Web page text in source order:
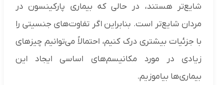
شایع‌تر هستند، در حالی که بیماری پارکینسون در
مردان شایع‌تر است. بنابراین اگر تفاوت‌های جنسیتی را
با جزئیات بیشتری درک کنیم، احتمالاً می‌توانیم چیزهای
زیادی در مورد مکانیسم‌های اساسی ایجاد این
بیماری‌ها بیاموزیم.